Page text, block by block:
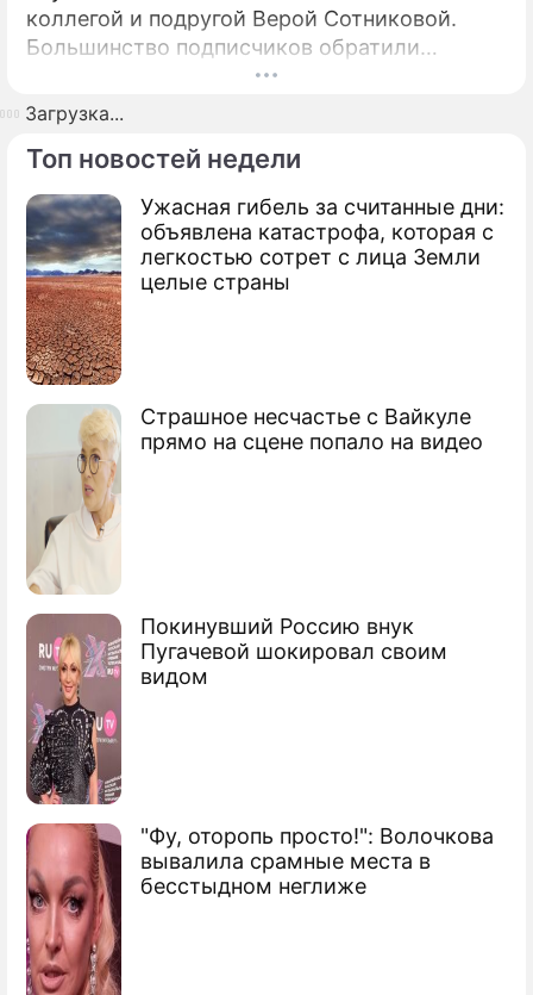
Топ новостей недели
Ужасная гибель за считанные дни:
объявлена катастрофа, которая с
легкостью сотрет с лица Земли
целые страны
Страшное несчастье с Вайкуле
прямо на сцене попало на видео
Покинувший Россию внук
Пугачевой шокировал своим
видом
"Фу, оторопь просто!": Волочкова
вывалила срамные места в
бесстыдном неглиже
коллегой и подругой Верой Сотниковой.
Большинство подписчиков обратили
внимание на откровенное декольте
последней.
Загрузка...